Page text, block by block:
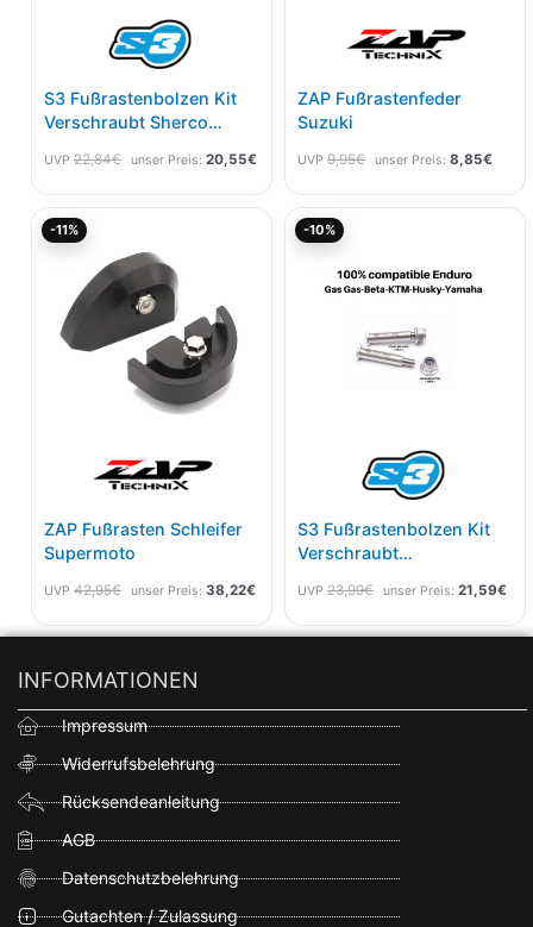
S3 Fußrastenbolzen Kit
Verschraubt Sherco
UVP 22,84€ unser Preis: 20,55€
ZAP Fußrastenfeder
Suzuki
UVP 9,95€ unser Preis: 8,85€
-11%
ZAP Fußrasten Schleifer
Supermoto
UVP 42,95€
war:
42,95€
unser Preis: 38,22€
Aktueller
-10%
S3 Fußrastenbolzen Kit
Verschraubt
Yamaha/Fantic Länge Ca
40mm
UVP 23,99€
23,99€
unser Preis: 21,59€
INFORMATIONEN
Impressum
Widerrufsbelehrung
Rücksendeanleitung
AGB
Datenschutzbelehrung
Gutachten / Zulassung